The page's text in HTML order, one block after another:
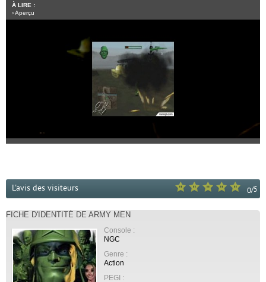
À LIRE :
›Aperçu
0/5
L'avis des visiteurs
FICHE D'IDENTITÉ DE ARMY MEN
Console :
NGC
Genre :
Action
PEGI :